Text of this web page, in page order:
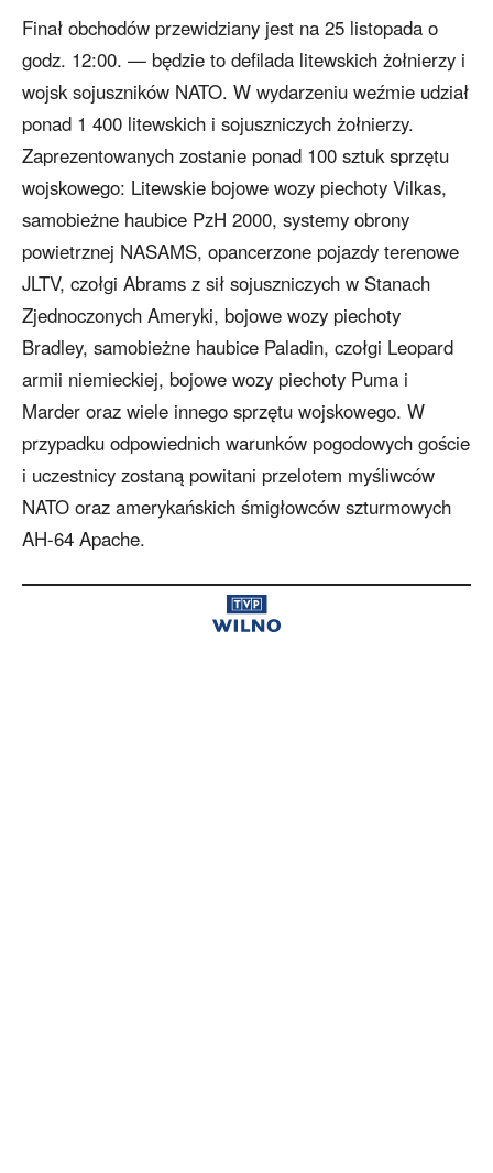
Finał obchodów przewidziany jest na 25 listopada o
godz. 12:00. — będzie to defilada litewskich żołnierzy i
wojsk sojuszników NATO. W wydarzeniu weźmie udział
ponad 1 400 litewskich i sojuszniczych żołnierzy.
Zaprezentowanych zostanie ponad 100 sztuk sprzętu
wojskowego: Litewskie bojowe wozy piechoty Vilkas,
samobieżne haubice PzH 2000, systemy obrony
powietrznej NASAMS, opancerzone pojazdy terenowe
JLTV, czołgi Abrams z sił sojuszniczych w Stanach
Zjednoczonych Ameryki, bojowe wozy piechoty
Bradley, samobieżne haubice Paladin, czołgi Leopard
armii niemieckiej, bojowe wozy piechoty Puma i
Marder oraz wiele innego sprzętu wojskowego. W
przypadku odpowiednich warunków pogodowych goście
i uczestnicy zostaną powitani przelotem myśliwców
NATO oraz amerykańskich śmigłowców szturmowych
AH-64 Apache.